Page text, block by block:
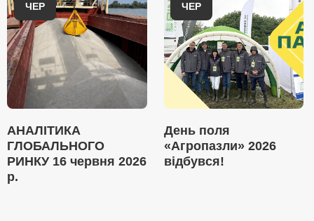
ЧЕР
АНАЛІТИКА
ГЛОБАЛЬНОГО
РИНКУ 16 червня 2026
р.
ЧЕР
День поля
«Агропазли» 2026
відбувся!